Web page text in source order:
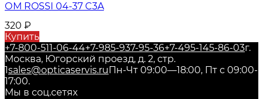
ОМ ROSSI 04-37 C3A
320 ₽
Купить
+7-800-511-06-44+7-985-937-95-36+7-495-145-86-03г.
Москва, Югорский проезд, д. 2, стр.
1sales@opticaservis.ruПн-Чт 09:00—18:00, Пт с 09:00-
17:00.
Мы в соц.сетях